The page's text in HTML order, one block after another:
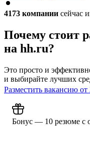
4173 компании сейчас
Почему стоит
на hh.ru?
Это просто и
и выбирайте лучших
Разместить вакансию от
Бонус — 10 резюме с